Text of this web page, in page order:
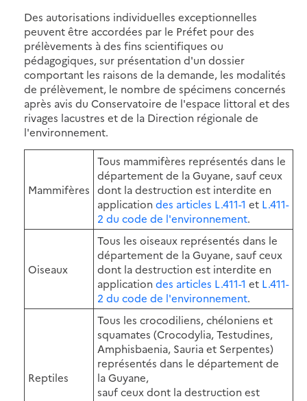
Des autorisations individuelles exceptionnelles
peuvent être accordées par le Préfet pour des
prélèvements à des fins scientifiques ou
pédagogiques, sur présentation d'un dossier
comportant les raisons de la demande, les modalités
de prélèvement, le nombre de spécimens concernés
après avis du Conservatoire de l'espace littoral et des
rivages lacustres et de la Direction régionale de
l'environnement.
Mammifères
Tous mammifères représentés dans le
département de la Guyane, sauf ceux
dont la destruction est interdite en
application des articles L.411-1 et L.411-
2 du code de l'environnement.
Oiseaux
Tous les oiseaux représentés dans le
département de la Guyane, sauf ceux
dont la destruction est interdite en
application des articles L.411-1 et L.411-
2 du code de l'environnement.
Reptiles
Tous les crocodiliens, chéloniens et
squamates (Crocodylia, Testudines,
Amphisbaenia, Sauria et Serpentes)
représentés dans le département de
la Guyane,
sauf ceux dont la destruction est